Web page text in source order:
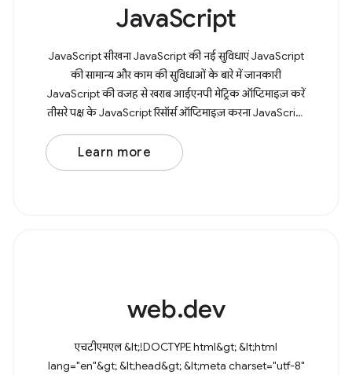
JavaScript
JavaScript सीखना JavaScript की नई सुविधाएं JavaScript
की सामान्य और काम की सुविधाओं के बारे में जानकारी
JavaScript की वजह से खराब आईएनपी मेट्रिक ऑप्टिमाइज़ करें
तीसरे पक्ष के JavaScript रिसॉर्स ऑप्टिमाइज़ करना JavaScript
पैटर्न के बारे में जानकारी
Learn more
web.dev
एचटीएमएल &lt;!DOCTYPE html&gt; &lt;html
lang="en"&gt; &lt;head&gt; &lt;meta charset="utf-8"